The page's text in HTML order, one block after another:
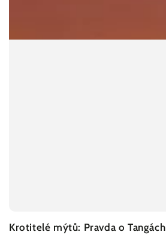
Krotitelé mýtů: Pravda o Tangách